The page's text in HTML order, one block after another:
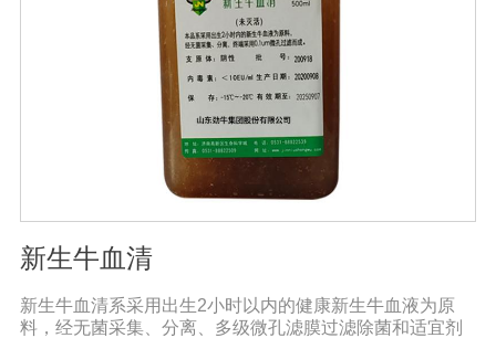
新生牛血清
新生牛血清系采用出生2小时以内的健康新生牛血液为原
料，经无菌采集、分离、多级微孔滤膜过滤除菌和适宜剂